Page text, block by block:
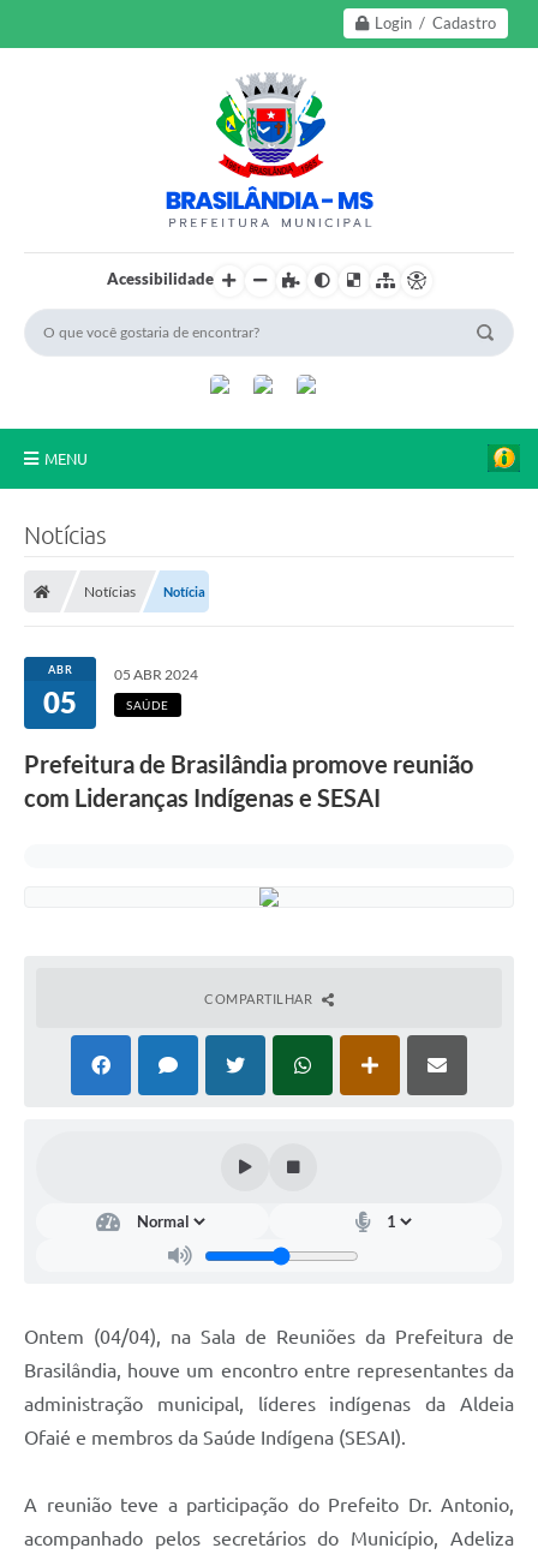
Login / Cadastro
Acessibilidade
MENU
Transparência
Câmara Municipal
e-SIC
Portal da Privacidade
PNAB (Política Nacional Aldir Blanc)
Notícias
Notícias Notícia
ABR
05
05 ABR 2024
SAÚDE
Prefeitura de Brasilândia promove reunião
com Lideranças Indígenas e SESAI
COMPARTILHAR
Ontem (04/04), na Sala de Reuniões da Prefeitura de
Brasilândia, houve um encontro entre representantes da
administração municipal, líderes indígenas da Aldeia
Ofaié e membros da Saúde Indígena (SESAI).
A reunião teve a participação do Prefeito Dr. Antonio,
acompanhado pelos secretários do Município, Adeliza